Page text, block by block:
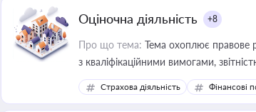
Оціночна діяльність +8
Про що тема: Тема охоплює правове
з кваліфікаційними вимогами,
медійних змін у цій сфері корисне
приватизації, оренди державного
Страхова діяльність Фінансові